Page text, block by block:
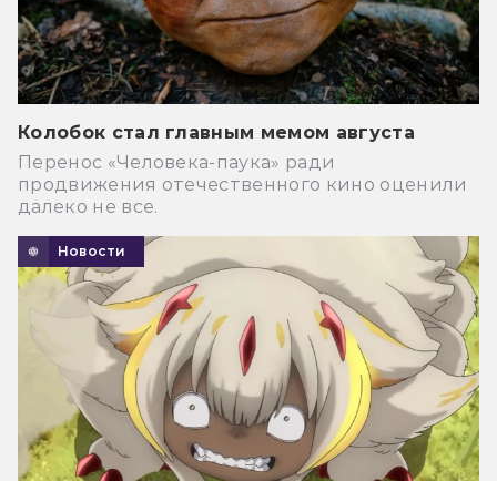
Колобок стал главным мемом августа
Перенос «Человека-паука» ради
продвижения отечественного кино оценили
далеко не все.
Новости